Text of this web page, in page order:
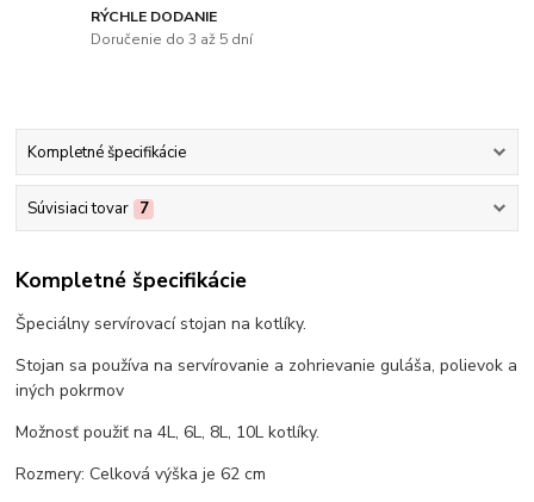
RÝCHLE DODANIE
Doručenie do 3 až 5 dní
Kompletné špecifikácie
Súvisiaci tovar 7
Kompletné špecifikácie
Špeciálny servírovací stojan na kotlíky.
Stojan sa používa na servírovanie a zohrievanie guláša, polievok a
iných pokrmov
Možnosť použiť na 4L, 6L, 8L, 10L kotlíky.
Rozmery: Celková výška je 62 cm